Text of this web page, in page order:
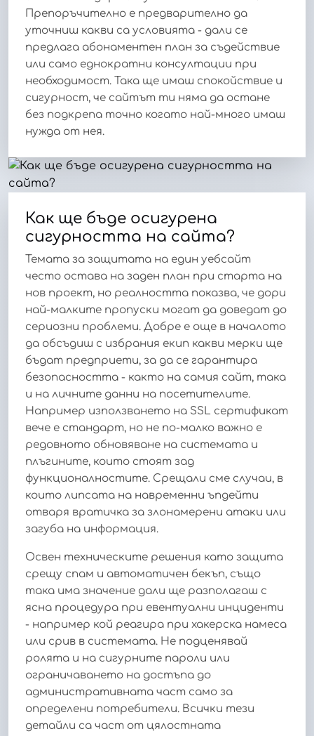
Препоръчително е предварително да
уточниш какви са условията - дали се
предлага абонаментен план за съдействие
или само еднократни консултации при
необходимост. Така ще имаш спокойствие и
сигурност, че сайтът ти няма да остане
без подкрепа точно когато най-много имаш
нужда от нея.
Как ще бъде осигурена
сигурността на сайта?
Темата за защитата на един уебсайт
често остава на заден план при старта на
нов проект, но реалността показва, че дори
най-малките пропуски могат да доведат до
сериозни проблеми. Добре е още в началото
да обсъдиш с избрания екип какви мерки ще
бъдат предприети, за да се гарантира
безопасността - както на самия сайт, така
и на личните данни на посетителите.
Например използването на SSL сертификат
вече е стандарт, но не по-малко важно е
редовното обновяване на системата и
плъгините, които стоят зад
функционалностите. Срещали сме случаи, в
които липсата на навременни ъпдейти
отваря вратичка за злонамерени атаки или
загуба на информация.
Освен техническите решения като защита
срещу спам и автоматичен бекъп, също
така има значение дали ще разполагаш с
ясна процедура при евентуални инциденти
- например кой реагира при хакерска намеса
или срив в системата. Не подценявай
ролята и на сигурните пароли или
ограничаването на достъпа до
административната част само за
определени потребители. Всички тези
детайли са част от цялостната